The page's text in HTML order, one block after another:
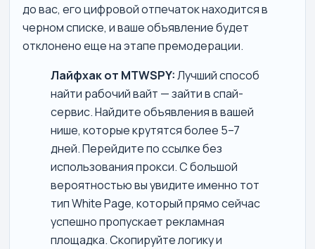
до вас, его цифровой отпечаток находится в
черном списке, и ваше объявление будет
отклонено еще на этапе премодерации.
Лайфхак от MTWSPY:Лучший способ
найти рабочий вайт — зайти в спай-
сервис. Найдите объявления в вашей
нише, которые крутятся более 5–7
дней. Перейдите по ссылке без
использования прокси. С большой
вероятностью вы увидите именно тот
тип White Page, который прямо сейчас
успешно пропускает рекламная
площадка. Скопируйте логику и